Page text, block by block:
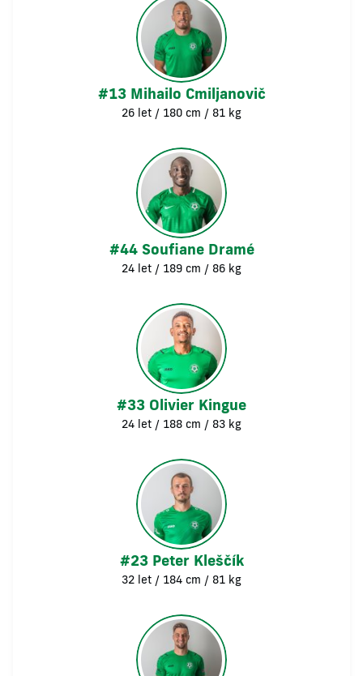
#13 Mihailo Cmiljanovič
26 let / 180 cm / 81 kg
#44 Soufiane Dramé
24 let / 189 cm / 86 kg
#33 Olivier Kingue
24 let / 188 cm / 83 kg
#23 Peter Kleščík
32 let / 184 cm / 81 kg